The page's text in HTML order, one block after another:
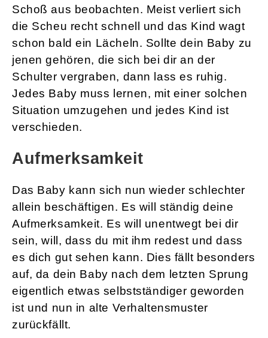
Schoß aus beobachten. Meist verliert sich
die Scheu recht schnell und das Kind wagt
schon bald ein Lächeln. Sollte dein Baby zu
jenen gehören, die sich bei dir an der
Schulter vergraben, dann lass es ruhig.
Jedes Baby muss lernen, mit einer solchen
Situation umzugehen und jedes Kind ist
verschieden.
Aufmerksamkeit
Das Baby kann sich nun wieder schlechter
allein beschäftigen. Es will ständig deine
Aufmerksamkeit. Es will unentwegt bei dir
sein, will, dass du mit ihm redest und dass
es dich gut sehen kann. Dies fällt besonders
auf, da dein Baby nach dem letzten Sprung
eigentlich etwas selbstständiger geworden
ist und nun in alte Verhaltensmuster
zurückfällt.